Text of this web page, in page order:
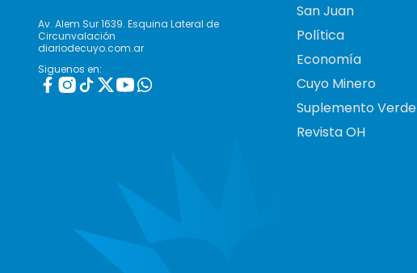
Av. Alem Sur 1639. Esquina Lateral de
Circunvalación
diariodecuyo.com.ar
Siguenos en:
San Juan
Política
Economía
Cuyo Minero
Suplemento Verde
Revista OH